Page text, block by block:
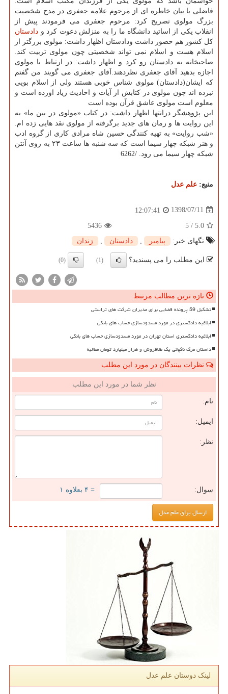
فاضلی با بیان خاطره ای از مرحوم علامه جعفری در مدح شخصیت
بزرگ مولوی تصریح كرد: مرحوم جعفری می فرمودند پیش از
انقلاب یكی از اساتید دانشگاه ما را به منزلش دعوت كرد و دادستان
كل كشور هم حضور داشت ودادستان اظهار داشت: مولوی بزرگتر از
اسلام هست و اسلام نمی تواند شخصیتی چون مولوی تربیت كند.
صاحبخانه به دادستان رو كرد و اظهار داشت: در ارتباط با مولوی
اجازه بدهید آقای جعفری نظردهند.آقای جعفری می گویند من گفتم
كه ایشان(دادستان) مولوی شناس خوبی هستند ولی از اسلام بویی
نبرده اند چون مولوی در كتابش از آیات و احادیث زیاد اورده است و
معلوم است مولوی عاشق قرآن بوده است
این پژوهشگر درانتها اظهار داشت: در كتاب «مولوی در بین ما» به
این روایت ها و رمان های جدید برگرفته از مولوی نقد هایی زده ام.
«شب روایت» به تهیه كنندگی حسین شاه مرادی كاری از گروه ادب
و هنر شبكه چهار سیما است كه سه شنبه ها ساعت ۲۳ به روی آنتن
شبكه چهار سیما می رود. /6262
منبع: علم عدل
1398/07/11
12:07:41
5.0
/
5
5436
تگهای خبر:
پیامبر دادستان زندان
این مطلب را می پسندید؟ (1)
(0)
تازه ترین مطالب مرتبط
تشکیل 59 پرونده قضایی برای مدیران شرکت های تراستی
ابلاغیه دادگستری در مورد مسدودسازی حساب های بانکی
ابلاغیه دادگستری استان تهران در مورد مسدودسازی حساب های بانکی
داستان مرگ ناگهانی یک طلافروش و هزار میلیارد تومان مطالبه
نظرات بینندگان در مورد این مطلب
نظر شما در مورد این مطلب
نام:
ایمیل:
نظر:
سوال: = ۴ بعلاوه ۱
لینک دوستان علم عدل